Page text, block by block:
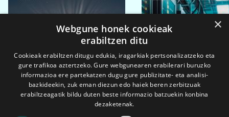
×
Webgune honek cookieak
erabiltzen ditu
Cookieak erabiltzen ditugu edukia, iragarkiak pertsonalizatzeko eta
gure trafikoa aztertzeko. Gure webgunearen erabilerari buruzko
informazioa ere partekatzen dugu gure publizitate- eta analisi-
bazkideekin, zuk eman diezun edo haiek beren zerbitzuak
erabiltzeagatik bildu duten beste informazio batzuekin konbina
dezaketenak.